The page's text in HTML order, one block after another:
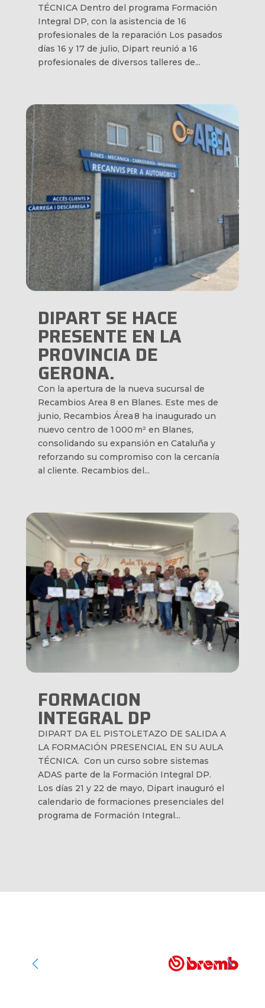
TÉCNICA Dentro del programa Formación
Integral DP, con la asistencia de 16
profesionales de la reparación Los pasados
días 16 y 17 de julio, Dipart reunió a 16
profesionales de diversos talleres de...
DIPART SE HACE
PRESENTE EN LA
PROVINCIA DE
GERONA.
Con la apertura de la nueva sucursal de
Recambios Area 8 en Blanes. Este mes de
junio, Recambios Área 8 ha inaugurado un
nuevo centro de 1 000 m² en Blanes,
consolidando su expansión en Cataluña y
reforzando su compromiso con la cercanía
al cliente. Recambios del...
FORMACION
INTEGRAL DP
DIPART DA EL PISTOLETAZO DE SALIDA A
LA FORMACIÓN PRESENCIAL EN SU AULA
TÉCNICA. Con un curso sobre sistemas
ADAS parte de la Formación Integral DP.
Los días 21 y 22 de mayo, Dipart inauguró el
calendario de formaciones presenciales del
programa de Formación Integral...